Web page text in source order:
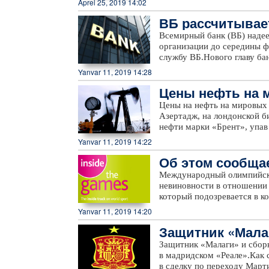
Управления Верховного
прибыло больше
человек. По данным
Испании являются
и Мелилья, где проживает
правительства решения
Aprel 25, 2019 14:02
ВБ
Всемирный банк (ВБ)
организации до середины
службу ВБ.Нового главу
до 14 февраля, их
директорами или
должны быть гражданами
в начале января стало
покинет свой пост. С 1
исполнительному
Yanvar 11, 2019 14:28
Цены нефть на
Цены на нефть на мировых
Азертадж, на лондонской
нефти марки «Брент»,
подорожав на 0,03
Yanvar 11, 2019 14:22
Об этом
Международный
невиновности в
который подозревается в
коррупции. "МОК будет
господина Такэде, -
МОК провел масштабные
укрепить свой этический
французские следователи
Yanvar 11, 2019 14:20
Защитник
Защитник «Малаги» и
в мадридском «Реале».Как
в сделку по переходу